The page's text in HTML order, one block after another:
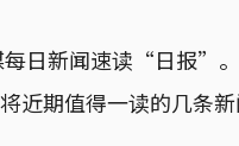
日新闻速读“日报”
近期值得一读的几条